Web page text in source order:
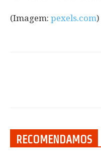
(Imagem: pexels.com)
RECOMENDAMOS